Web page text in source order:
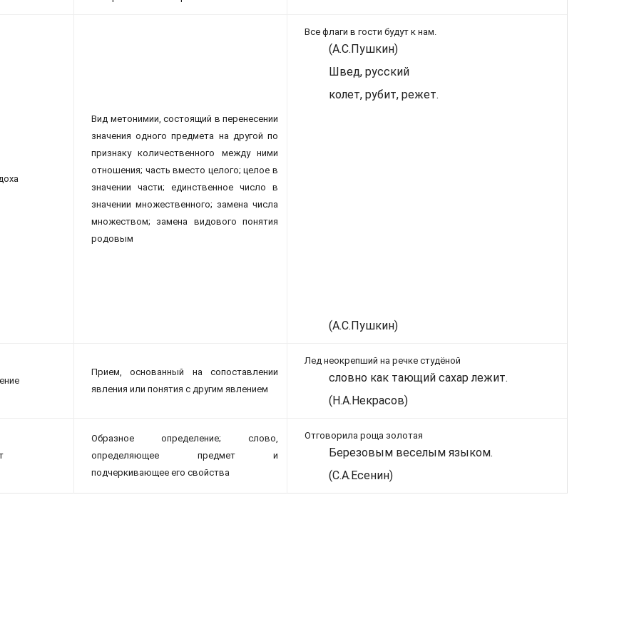
Вид метонимии, состоящий в перенесении
значения одного предмета на другой по
признаку количественного между ними
отношения; часть вместо целого; целое в
значении части; единственное число в
значении множественного; замена числа
множеством; замена видового понятия
родовым
Все флаги в гости будут к нам.
(А.С.Пушкин)
Швед, русский
колет, рубит, режет.
(А.С.Пушкин)
Прием, основанный на сопоставлении
явления или понятия с другим явлением
Лед неокрепший на речке студёной
словно как тающий сахар лежит.
(Н.А.Некрасов)
Образное определение; слово,
определяющее предмет и
подчеркивающее его свойства
Отговорила роща золотая
Березовым веселым языком.
(С.А.Есенин)